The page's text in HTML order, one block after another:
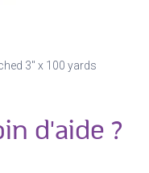
3" x 100 yards
d'aide ?